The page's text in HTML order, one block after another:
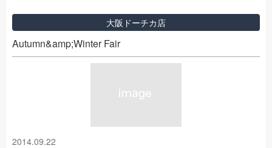
大阪ドーチカ店
Autumn&amp;Winter Fair
2014.09.22